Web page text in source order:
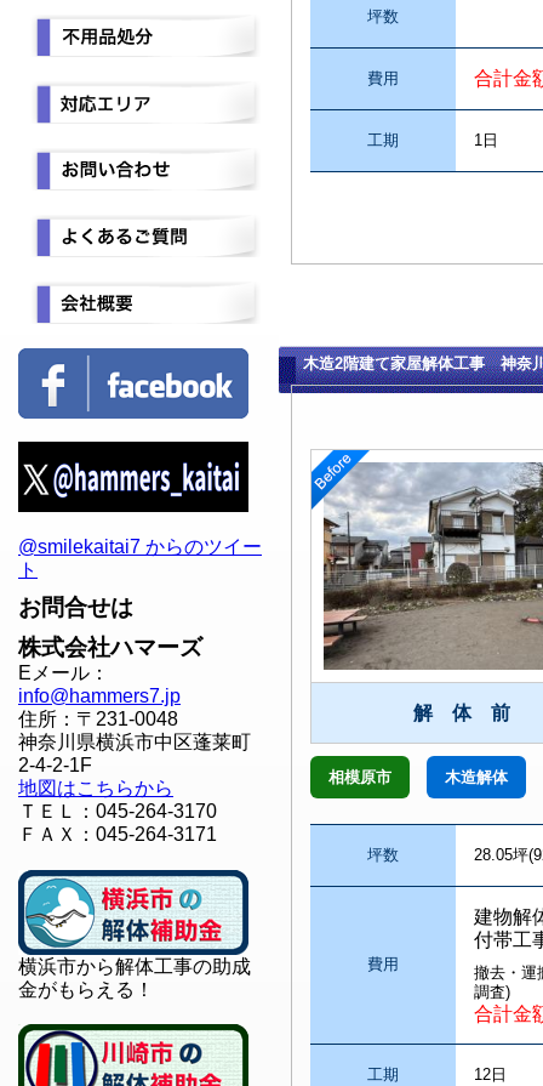
坪数
費用 合計金
工期 1日
木造2階建て家屋解体工事 神奈
解 体 前
相模原市 木造解体
坪数 28.05坪
費用
建物解
付帯工
撤去・
調査)
合計金
工期 12日
@smilekaitai7 からのツイー
ト
お問合せは
株式会社ハマーズ
Eメール：
info@hammers7.jp
住所：〒231-0048
神奈川県横浜市中区蓬莱町
2-4-2-1F
地図はこちらから
ＴＥＬ：045-264-3170
ＦＡＸ：045-264-3171
横浜市から解体工事の助成
金がもらえる！